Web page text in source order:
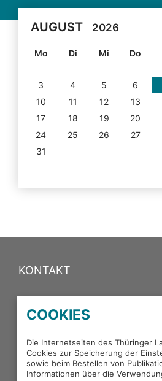
AUGUST 2026
Mo Di Mi Do
3
4 5 6
10
11 12 13
17
18 19 20
24
25 26 27
31
KONTAKT
PORTALE DES
EXTERNE LINKS
COOKIES
Die Internetseiten des Thüringer
Cookies zur Speicherung der
sowie beim Bestellen von
Informationen über die